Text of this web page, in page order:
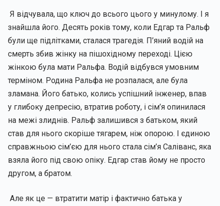
Я відчувала, що ключ до всього цього у минулому. І я
знайшла його. Десять років тому, коли Едгар та Ральф
були ще підлітками, сталася трагедія. П’яний водій на
смерть збив жінку на пішохідному переході. Цією
жінкою була мати Ральфа. Водій відбувся умовним
терміном. Родина Ральфа не розпалася, але була
зламана. Його батько, колись успішний інженер, впав
у глибоку депресію, втратив роботу, і сім’я опинилася
на межі злиднів. Ральф залишився з батьком, який
став для нього скоріше тягарем, ніж опорою. І єдиною
справжньою сім’єю для нього стала сім’я Саліванс, яка
взяла його під свою опіку. Едгар став йому не просто
другом, а братом.
Але як це — втратити матір і фактично батька у